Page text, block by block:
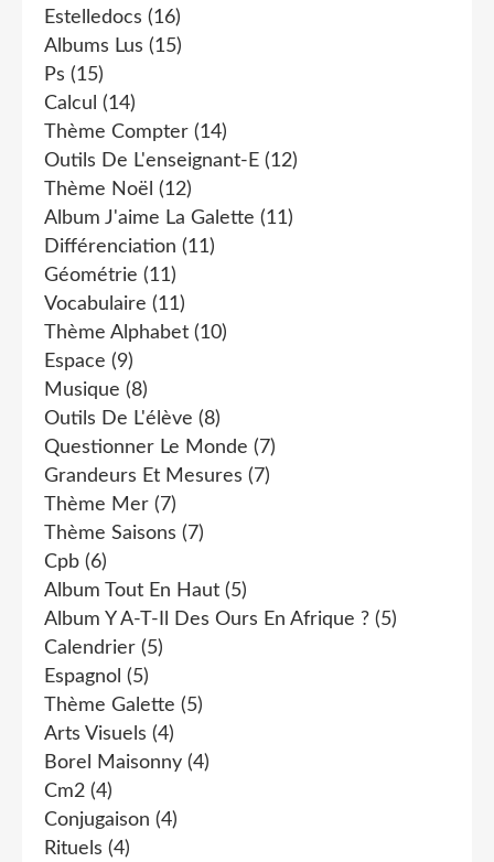
Estelledocs (16)
Albums Lus (15)
Ps (15)
Calcul (14)
Thème Compter (14)
Outils De L'enseignant-E (12)
Thème Noël (12)
Album J'aime La Galette (11)
Différenciation (11)
Géométrie (11)
Vocabulaire (11)
Thème Alphabet (10)
Espace (9)
Musique (8)
Outils De L'élève (8)
Questionner Le Monde (7)
Grandeurs Et Mesures (7)
Thème Mer (7)
Thème Saisons (7)
Cpb (6)
Album Tout En Haut (5)
Album Y A-T-Il Des Ours En Afrique ? (5)
Calendrier (5)
Espagnol (5)
Thème Galette (5)
Arts Visuels (4)
Borel Maisonny (4)
Cm2 (4)
Conjugaison (4)
Rituels (4)